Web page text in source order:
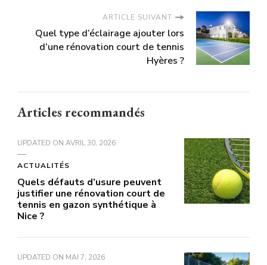
ARTICLE SUIVANT
Quel type d’éclairage ajouter lors
d’une rénovation court de tennis
Hyères ?
Articles recommandés
UPDATED ON AVRIL 30, 2026
ACTUALITÉS
Quels défauts d’usure peuvent
justifier une rénovation court de
tennis en gazon synthétique à
Nice ?
UPDATED ON MAI 7, 2026